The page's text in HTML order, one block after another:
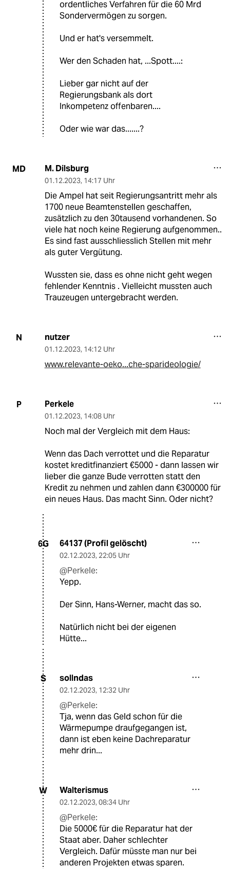
ordentliches Verfahren für die 60 Mrd
Sondervermögen zu sorgen.
Und er hat's versemmelt.
Wer den Schaden hat, ...Spott....:
Lieber gar nicht auf der
Regierungsbank als dort
Inkompetenz offenbaren....
Oder wie war das.......?
MD M. Dilsburg
01.12.2023, 14:17 Uhr
Die Ampel hat seit Regierungsantritt mehr als
1700 neue Beamtenstellen geschaffen,
zusätzlich zu den 30tausend vorhandenen. So
viele hat noch keine Regierung aufgenommen..
Es sind fast ausschliesslich Stellen mit mehr
als guter Vergütung.
Wussten sie, dass es ohne nicht geht wegen
fehlender Kenntnis . Vielleicht mussten auch
Trauzeugen untergebracht werden.
N nutzer
01.12.2023, 14:12 Uhr
www.relevante-oeko...che-sparideologie/
P Perkele
01.12.2023, 14:08 Uhr
Noch mal der Vergleich mit dem Haus:
Wenn das Dach verrottet und die Reparatur
kostet kreditfinanziert €5000 - dann lassen wir
lieber die ganze Bude verrotten statt den
Kredit zu nehmen und zahlen dann €300000 für
ein neues Haus. Das macht Sinn. Oder nicht?
6G 64137 (Profil gelöscht)
02.12.2023, 22:05 Uhr
@Perkele:
Yepp.
Der Sinn, Hans-Werner, macht das so.
Natürlich nicht bei der eigenen
Hütte...
S sollndas
02.12.2023, 12:32 Uhr
@Perkele:
Tja, wenn das Geld schon für die
Wärmepumpe draufgegangen ist,
dann ist eben keine Dachreparatur
mehr drin...
W Walterismus
02.12.2023, 08:34 Uhr
@Perkele:
Die 5000€ für die Reparatur hat der
Staat aber. Daher schlechter
Vergleich. Dafür müsste man nur bei
anderen Projekten etwas sparen.